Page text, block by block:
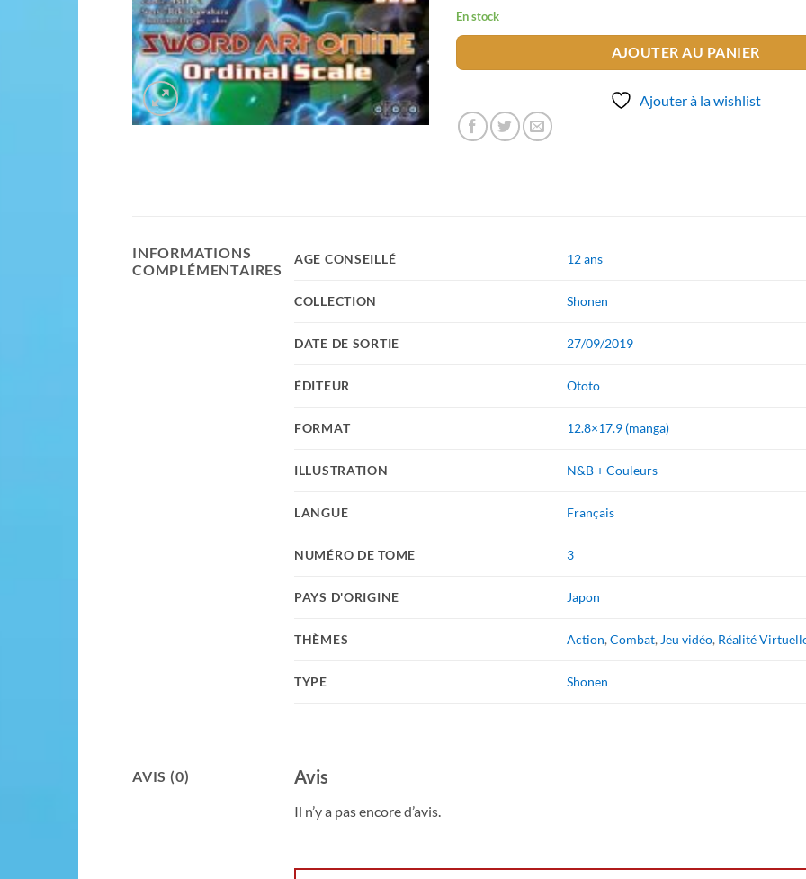
En stock
AJOUTER AU PANIER
Ajouter à la wishlist
INFORMATIONS
COMPLÉMENTAIRES
AGE CONSEILLÉ 12 ans
COLLECTION Shonen
DATE DE SORTIE 27/09/2019
ÉDITEUR Ototo
FORMAT 12.8×17.9 (manga)
ILLUSTRATION N&B + Couleurs
LANGUE Français
NUMÉRO DE TOME 3
PAYS D'ORIGINE Japon
THÈMES Action,Combat, Jeu vidéo, Réalité
TYPE Shonen
AVIS (0) Avis
Il n’y a pas encore d’avis.